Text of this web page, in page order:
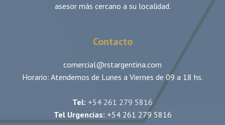
asesor más cercano a su localidad.
Contacto
comercial@rstargentina.com
Horario: Atendemos de Lunes a Viernes de 09 a 18 hs.
Tel: +54 261 279 5816
Tel Urgencias: +54 261 279 5816